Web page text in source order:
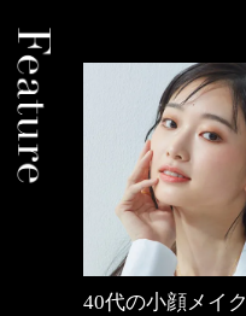
40代の小顔メイク